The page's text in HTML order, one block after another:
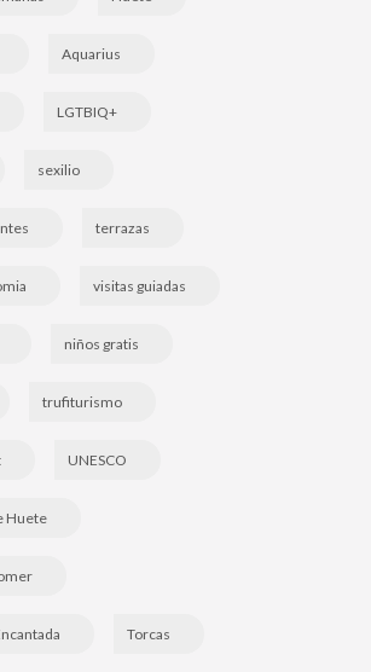
Aquarius
LGTBIQ+
sexilio
terrazas
visitas guiadas
niños gratis
trufiturismo
UNESCO
Huete
Torcas